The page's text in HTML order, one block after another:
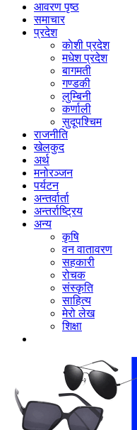
आवरण पृष्‍ठ
समाचार
प्रदेश
काेशी प्रदेश
मधेश प्रदेश
बागमती
गण्डकी
लुम्बिनी
कर्णाली
सुदूपश्‍चिम
राजनीति
खेलकुद
अर्थ
मनोरञ्‍जन
पर्यटन
अन्तर्वार्ता
अन्तर्राष्‍ट्रिय
अन्य
कृषि
वन वातावरण
सहकारी
रोचक
संस्कृति
साहित्य
मेरो लेख
शिक्षा